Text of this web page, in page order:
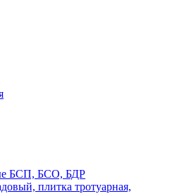
БСП, БСО, БДР
плитка тротуарная,